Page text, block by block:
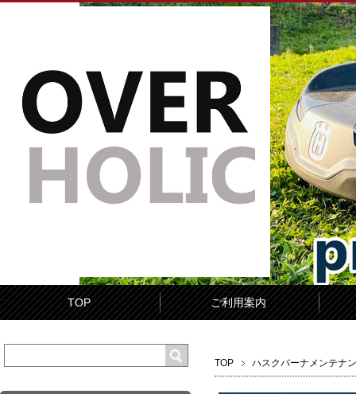
TOP ご利用案内
TOP ハスクバーナメンテナ